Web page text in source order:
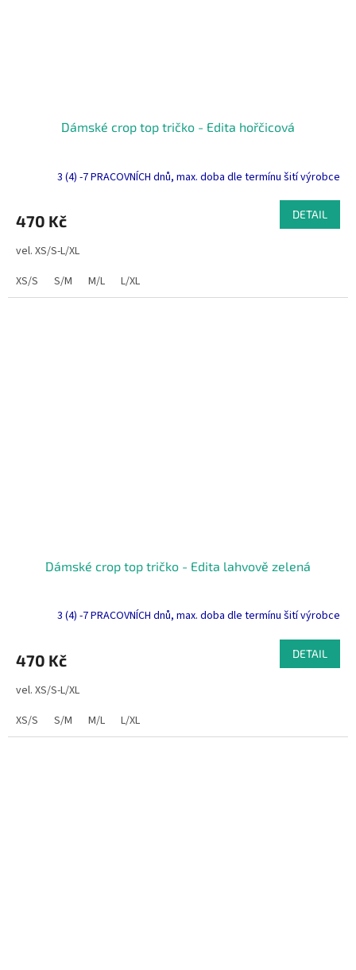
Dámské crop top tričko - Edita hořčicová
3 (4) -7 PRACOVNÍCH dnů, max. doba dle termínu šití výrobce
470 Kč DETAIL
vel. XS/S-L/XL
XS/S
S/M M/L L/XL
Dámské crop top tričko - Edita lahvově zelená
3 (4) -7 PRACOVNÍCH dnů, max. doba dle termínu šití výrobce
470 Kč DETAIL
vel. XS/S-L/XL
XS/S
S/M M/L L/XL